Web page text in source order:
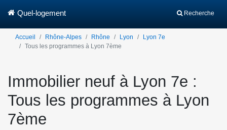
Recherche
Quel-logement
Accueil Rhône-Alpes Rhône Lyon
Lyon 7e
Tous les programmes à Lyon 7ème
Immobilier neuf à Lyon 7e :
Tous les programmes à Lyon
7ème